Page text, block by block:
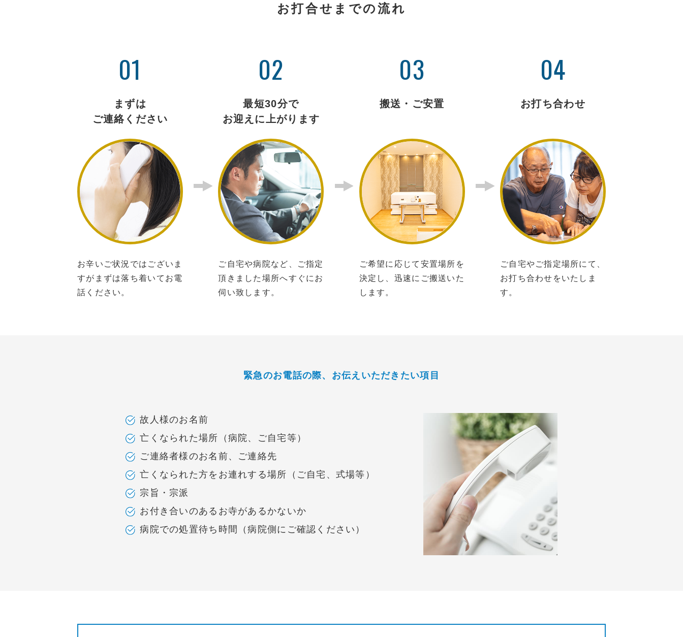
お打合せまでの流れ
01
まずは
ご連絡ください
お辛いご状況ではございま
すがまずは落ち着いてお電
話ください。
02
最短30分で
お迎えに上がります
ご自宅や病院など、ご指定
頂きました場所へすぐにお
伺い致します。
03
搬送・ご安置
ご希望に応じて安置場所を
決定し、迅速にご搬送いた
します。
04
お打ち合わせ
ご自宅やご指定場所にて、
お打ち合わせをいたしま
す。
緊急のお電話の際、 お伝えいただきたい項目
故人様のお名前
亡くなられた場所（病院、ご自宅等）
ご連絡者様のお名前、ご連絡先
亡くなられた方をお連れする場所（ご自宅、式場等）
宗旨・宗派
お付き合いのあるお寺があるかないか
病院での処置待ち時間（病院側にご確認ください）